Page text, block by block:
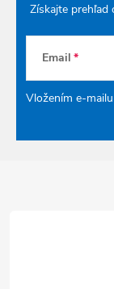
Získajte prehľad
Email
Vložením e-